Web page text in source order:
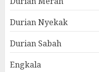
Durian Nyekak
Durian Sabah
Engkala